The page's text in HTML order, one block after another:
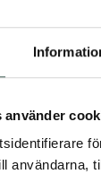
använder
användarna,
Köp via ditt